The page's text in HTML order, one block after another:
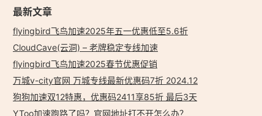
最新文章
flyingbird飞鸟加速2025年五一优惠低至5.6折
CloudCave(云洞) – 老牌稳定专线加速
flyingbird飞鸟加速2025春节优惠促销
万城v-city官网 万城专线最新优惠码7折 2024.12
狗狗加速双12特惠，优惠码2411享85折 最后3天
YToo加速跑路了吗？官网地址打不开怎么办？